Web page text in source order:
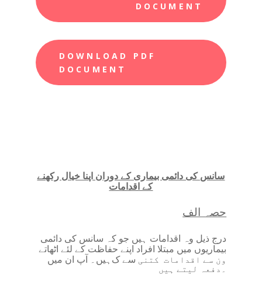
DOCUMENT
DOWNLOAD PDF
DOCUMENT
سانس کی دائمی بیماری کے دوران اپنا خیال رکھنے
کے اقدامات
حصہ الف
درج ذیل وہ اقدامات ہیں جو کہ سانس کی دائمی
بیماریوں میں مبتلا افراد اپنے حفاظت کے لئے اٹھاتے
ہیں۔ آپ ان میں سے ک ون سے اقدامات
کتنی
دفعہ لیتے ہیں